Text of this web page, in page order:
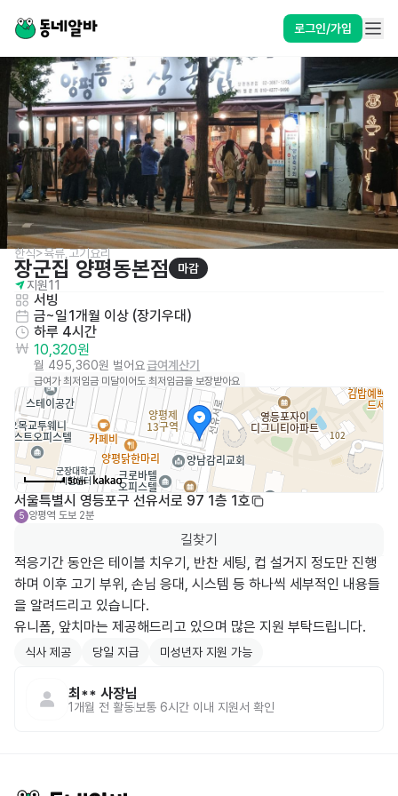
로그인/가입
한식>육류,고기요리
장군집 양평동본점
마감
지원11
서빙
금~일1개월 이상 (장기우대)
하루 4시간
10,320원
월 495,360원 벌어요급여계산기
급여가 최저임금 미달이어도 최저임금을 보장받아요
50m
서울특별시 영등포구 선유서로 97 1층 1호
5 양평역 도보 2분
길찾기
적응기간 동안은 테이블 치우기, 반찬 세팅, 컵 설거지 정도만 진행
하며 이후 고기 부위, 손님 응대, 시스템 등 하나씩 세부적인 내용들
을 알려드리고 있습니다.
유니폼, 앞치마는 제공해드리고 있으며 많은 지원 부탁드립니다.
식사 제공 당일 지급 미성년자 지원 가능
최** 사장님
1개월 전 활동보통 6시간 이내 지원서 확인